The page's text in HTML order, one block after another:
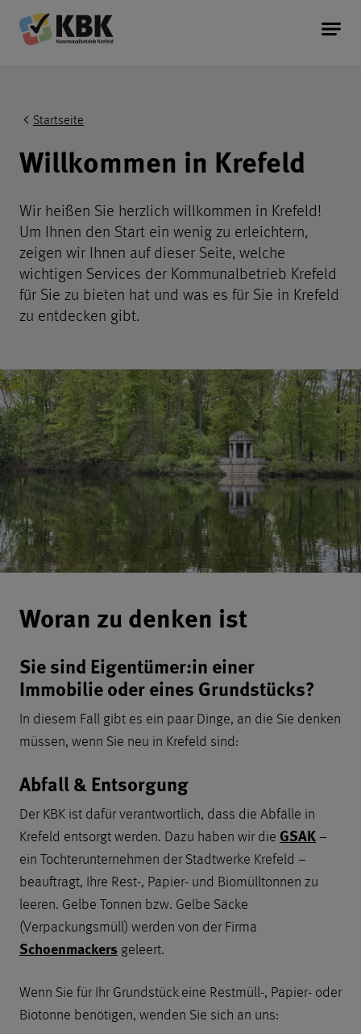
Kommunalbetrieb Krefeld Startseite
Kopfereich der Seite
Startseite
Willkommen in Krefeld
Wir heißen Sie herzlich willkommen in Krefeld!
Um Ihnen den Start ein wenig zu erleichtern,
zeigen wir Ihnen auf dieser Seite, welche
wichtigen Services der Kommunalbetrieb Krefeld
für Sie zu bieten hat und was es für Sie in Krefeld
zu entdecken gibt.
Woran zu denken ist
Sie sind Eigentümer:in einer
Immobilie oder eines Grundstücks?
In diesem Fall gibt es ein paar Dinge, an die Sie denken
müssen, wenn Sie neu in Krefeld sind:
Abfall & Entsorgung
Der KBK ist dafür verantwortlich, dass die Abfälle in
Krefeld entsorgt werden. Dazu haben wir die GSAK −
ein Tochterunternehmen der Stadtwerke Krefeld −
beauftragt, Ihre Rest-, Papier- und Biomülltonnen zu
leeren. Gelbe Tonnen bzw. Gelbe Säcke
(Verpackungsmüll) werden von der Firma
Schoenmackers geleert.
Wenn Sie für Ihr Grundstück eine Restmüll-, Papier- oder
Biotonne benötigen, wenden Sie sich an uns: